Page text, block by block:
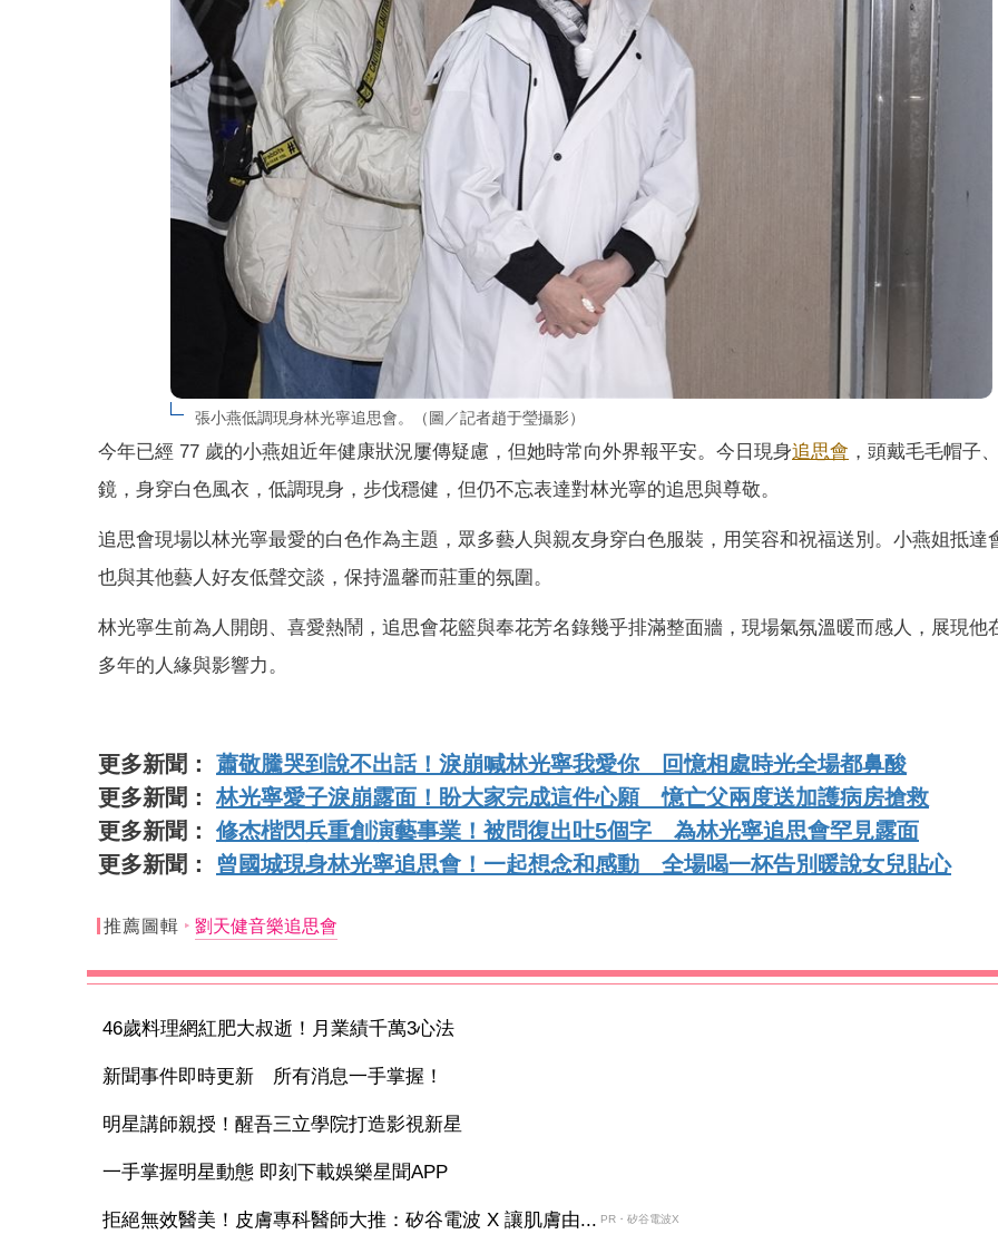
張小燕低調現身林光寧追思會。（圖／記者趙于瑩攝影）
今年已經 77 歲的小燕姐近年健康狀況屢傳疑慮，但她時常向外界報平安。今日現身追思會 ，頭戴毛毛帽子
鏡，身穿白色風衣，低調現身，步伐穩健，但仍不忘表達對林光寧的追思與尊敬。
追思會現場以林光寧最愛的白色作為主題，眾多藝人與親友身穿白色服裝，用笑容和祝福送別。小燕姐抵達
也與其他藝人好友低聲交談，保持溫馨而莊重的氛圍。
林光寧生前為人開朗、喜愛熱鬧，追思會花籃與奉花芳名錄幾乎排滿整面牆，現場氣氛溫暖而感人，展現他
多年的人緣與影響力。
更多新聞： 蕭敬騰哭到說不出話！淚崩喊林光寧我愛你 回憶相處時光全場都鼻酸
更多新聞：林光寧愛子淚崩露面！盼大家完成這件心願 憶亡父兩度送加護病房搶救
更多新聞： 修杰楷閃兵重創演藝事業！被問復出吐5個字 為林光寧追思會罕見露面
更多新聞： 曾國城現身林光寧追思會！一起想念和感動 全場喝一杯告別暖說女兒貼心
推薦圖輯 劉天健音樂追思會
46歲料理網紅肥大叔逝！月業績千萬3心法
新聞事件即時更新 所有消息一手掌握！
明星講師親授！醒吾三立學院打造影視新星
一手掌握明星動態 即刻下載娛樂星聞APP
拒絕無效醫美！皮膚專科醫師大推：矽谷電波 X 讓肌膚由... PR・矽谷電波X